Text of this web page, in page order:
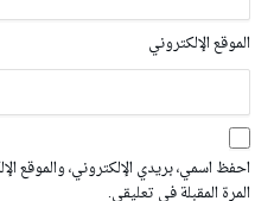
الموقع الإلكتروني
احفظ اسمي، بريدي الإلكتروني، والموقع
المرة المقبلة في تعليقي.